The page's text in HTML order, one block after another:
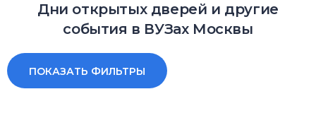
Дни открытых дверей и другие
события в ВУЗах Москвы
ПОКАЗАТЬ ФИЛЬТРЫ